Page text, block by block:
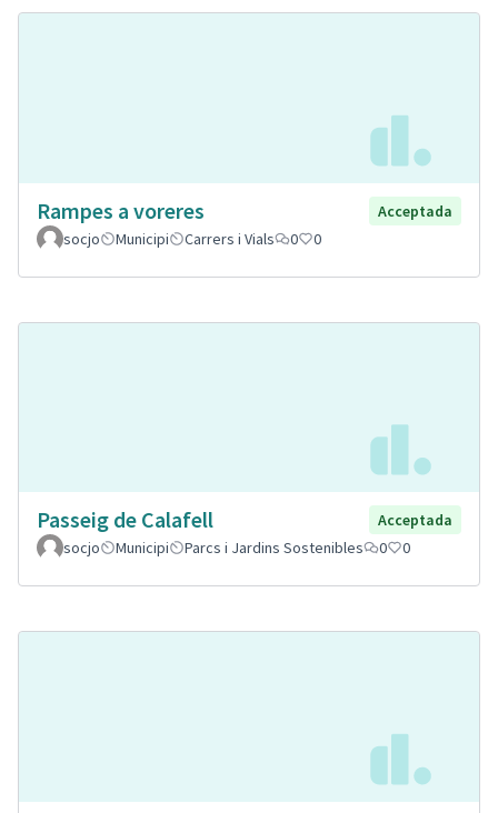
Rampes a voreres
Acceptada
socjo
Municipi Carrers i Vials 0 0
Passeig de Calafell
Acceptada
socjo
Municipi Parcs i Jardins Sostenibles 0 0